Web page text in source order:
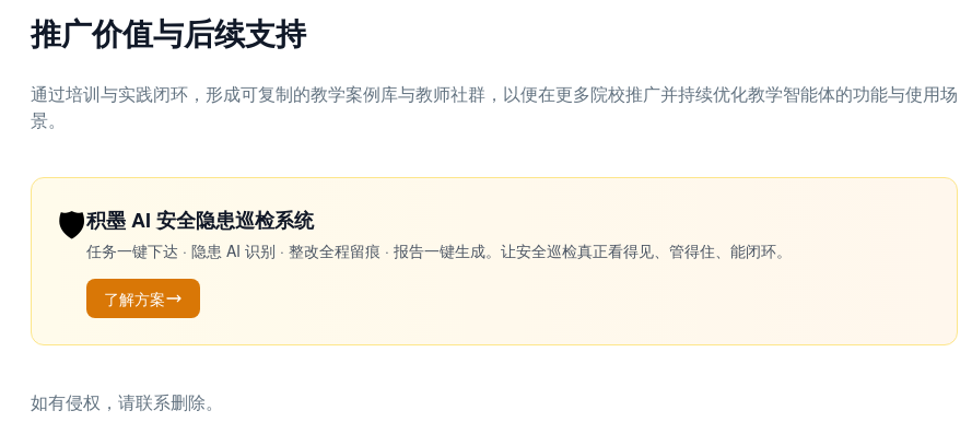
推广价值与后续支持
通过培训与实践闭环，形成可复制的教学案例库与教师社群，以便在更多院校推广并持续优化教学智能体的功能与使用场
景。
🛡️积墨 AI 安全隐患巡检系统
任务一键下达 · 隐患 AI 识别 · 整改全程留痕 · 报告一键生成。让安全巡检真正看得见、管得住、能闭环。
了解方案
如有侵权，请联系删除。